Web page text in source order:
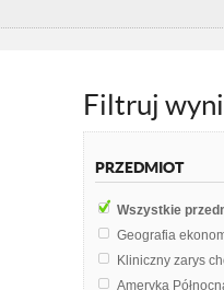
Filtruj
PRZEDMIOT
Wszystkie
Geografia
Kliniczny zarys
Ameryka